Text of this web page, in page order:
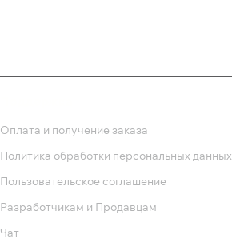
Оплата и получение заказа
Политика обработки персональных данных
Пользовательское соглашение
Разработчикам и Продавцам
Чат